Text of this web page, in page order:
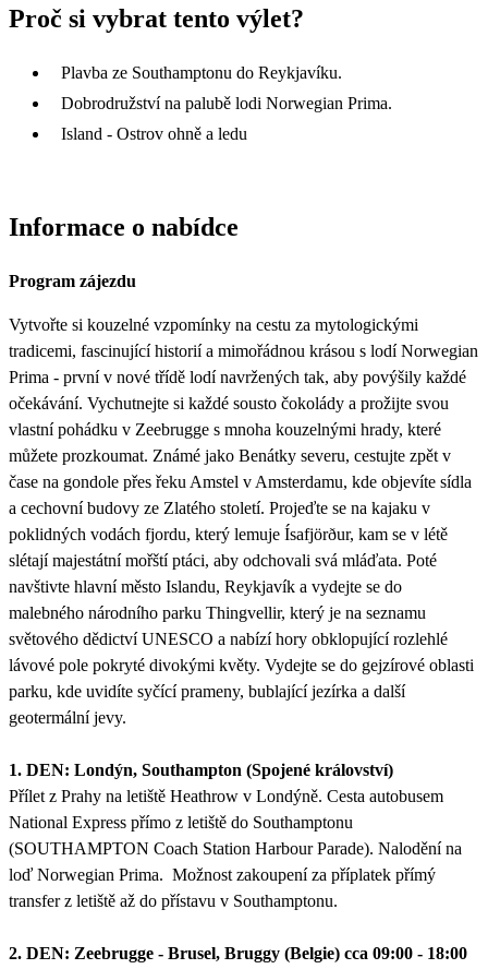
Proč si vybrat tento výlet?
Plavba ze Southamptonu do Reykjavíku.
Dobrodružství na palubě lodi Norwegian Prima.
Island - Ostrov ohně a ledu
Informace o nabídce
Program zájezdu
Vytvořte si kouzelné vzpomínky na cestu za mytologickými
tradicemi, fascinující historií a mimořádnou krásou s lodí Norwegian
Prima - první v nové třídě lodí navržených tak, aby povýšily každé
očekávání. Vychutnejte si každé sousto čokolády a prožijte svou
vlastní pohádku v Zeebrugge s mnoha kouzelnými hrady, které
můžete prozkoumat. Známé jako Benátky severu, cestujte zpět v
čase na gondole přes řeku Amstel v Amsterdamu, kde objevíte sídla
a cechovní budovy ze Zlatého století. Projeďte se na kajaku v
poklidných vodách fjordu, který lemuje Ísafjörður, kam se v létě
slétají majestátní mořští ptáci, aby odchovali svá mláďata. Poté
navštivte hlavní město Islandu, Reykjavík a vydejte se do
malebného národního parku Thingvellir, který je na seznamu
světového dědictví UNESCO a nabízí hory obklopující rozlehlé
lávové pole pokryté divokými květy. Vydejte se do gejzírové oblasti
parku, kde uvidíte syčící prameny, bublající jezírka a další
geotermální jevy.
1. DEN: Londýn, Southampton (Spojené království)
Přílet z Prahy na letiště Heathrow v Londýně. Cesta autobusem
National Express přímo z letiště do Southamptonu
(SOUTHAMPTON Coach Station Harbour Parade). Nalodění na
loď Norwegian Prima. Možnost zakoupení za příplatek přímý
transfer z letiště až do přístavu v Southamptonu.
2. DEN: Zeebrugge - Brusel, Bruggy (Belgie) cca 09:00 - 18:00